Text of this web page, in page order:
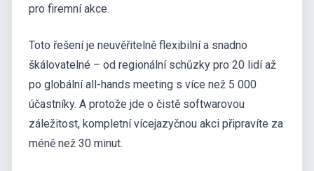
pro firemní akce.
Toto řešení je neuvěřitelně flexibilní a snadno
škálovatelné – od regionální schůzky pro 20 lidí až
po globální all-hands meeting s více než 5 000
účastníky. A protože jde o čistě softwarovou
záležitost, kompletní vícejazyčnou akci připravíte za
méně než 30 minut.